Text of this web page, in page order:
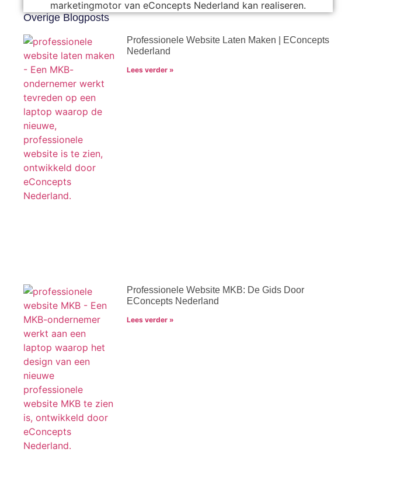
Overige Blogposts
Professionele Website Laten Maken | EConcepts
Nederland
Lees verder »
Professionele Website MKB: De Gids Door
EConcepts Nederland
Lees verder »